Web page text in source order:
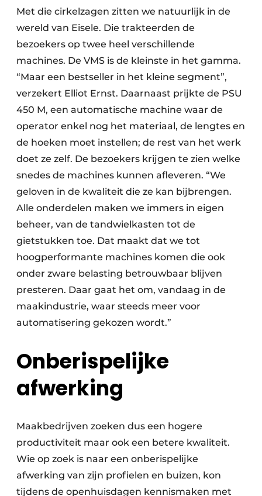
Met die cirkelzagen zitten we natuurlijk in de
wereld van Eisele. Die trakteerden de
bezoekers op twee heel verschillende
machines. De VMS is de kleinste in het gamma.
“Maar een bestseller in het kleine segment”,
verzekert Elliot Ernst. Daarnaast prijkte de PSU
450 M, een automatische machine waar de
operator enkel nog het materiaal, de lengtes en
de hoeken moet instellen; de rest van het werk
doet ze zelf. De bezoekers krijgen te zien welke
snedes de machines kunnen afleveren. “We
geloven in de kwaliteit die ze kan bijbrengen.
Alle onderdelen maken we immers in eigen
beheer, van de tandwielkasten tot de
gietstukken toe. Dat maakt dat we tot
hoogperformante machines komen die ook
onder zware belasting betrouwbaar blijven
presteren. Daar gaat het om, vandaag in de
maakindustrie, waar steeds meer voor
automatisering gekozen wordt.”
Onberispelijke
afwerking
Maakbedrijven zoeken dus een hogere
productiviteit maar ook een betere kwaliteit.
Wie op zoek is naar een onberispelijke
afwerking van zijn profielen en buizen, kon
tijdens de openhuisdagen kennismaken met